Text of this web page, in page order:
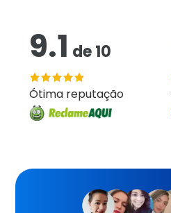
9.1 de10
Ótima reputação